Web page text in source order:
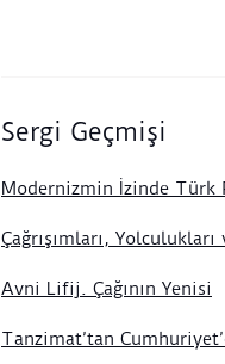
Sergi Geçmişi
Modernizmin İzinde Türk
Çağrışımları,
Avni Lifij. Çağının Yenisi
Tanzimat’tan